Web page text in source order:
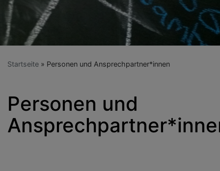
Startseite Personen und Ansprechpartner*innen
Personen und